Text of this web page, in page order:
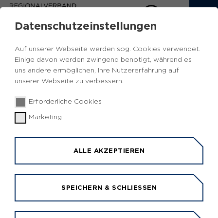
IMPRESSUM
einer Körperschaft des Öffentlichen Rechts
(K.d.Ö.R.).
Steuernummer112/5775/0426
Datenschutzeinstellungen
Auf unserer Webseite werden sog. Cookies verwendet.
Einige davon werden zwingend benötigt, während es
uns andere ermöglichen, Ihre Nutzererfahrung auf
unserer Webseite zu verbessern.
Erforderliche Cookies
Marketing
ALLE AKZEPTIEREN
SPEICHERN & SCHLIESSEN